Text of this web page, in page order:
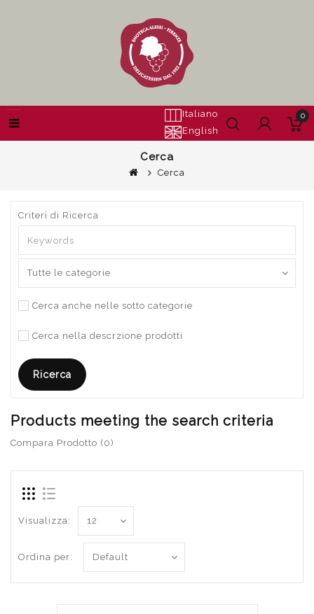
Italiano
English
0
Cerca
Cerca
Criteri di Ricerca
Cerca anche nelle sotto categorie
Cerca nella descrzione prodotti
Products meeting the search criteria
Compara Prodotto (0)
Visualizza:
Ordina per: